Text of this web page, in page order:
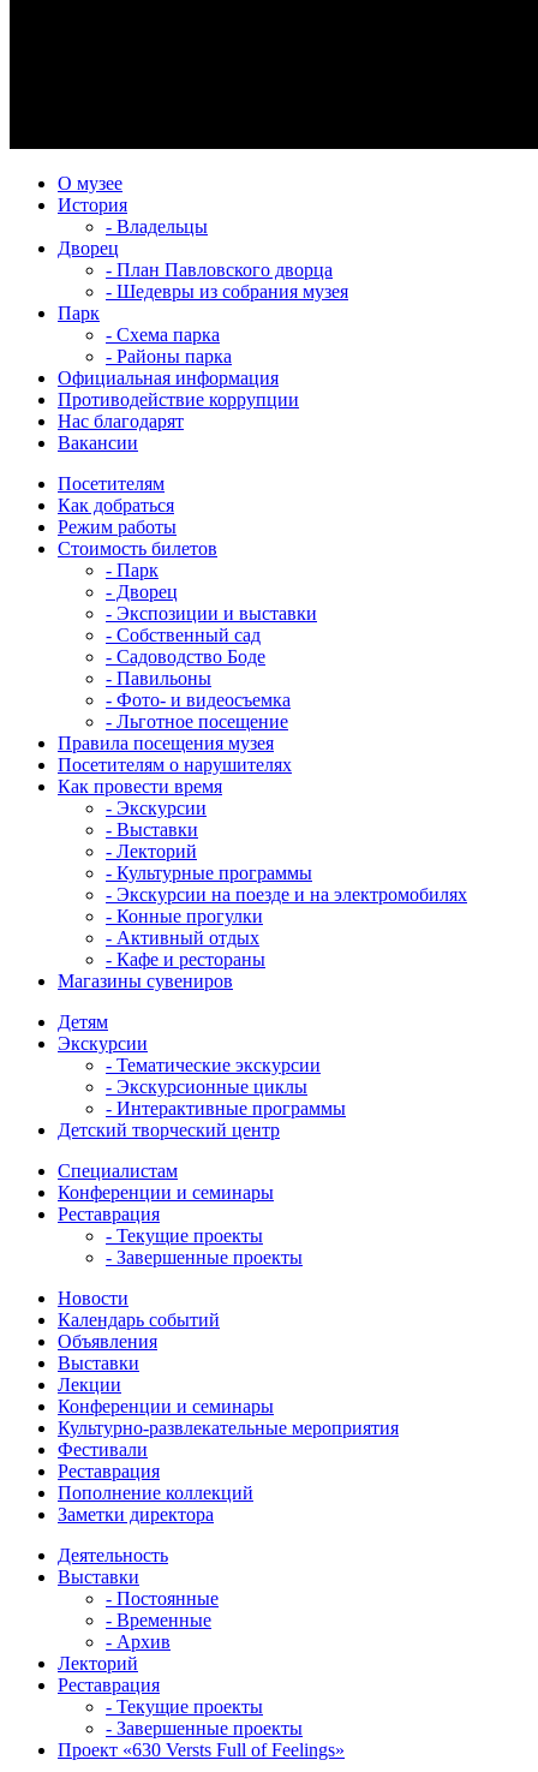
О музее
История
- Владельцы
Дворец
- План Павловского дворца
- Шедевры из собрания музея
Парк
- Схема парка
- Районы парка
Официальная информация
Противодействие коррупции
Нас благодарят
Вакансии
Посетителям
Как добраться
Режим работы
Стоимость билетов
- Парк
- Дворец
- Экспозиции и выставки
- Собственный сад
- Садоводство Боде
- Павильоны
- Фото- и видеосъемка
- Льготное посещение
Правила посещения музея
Посетителям о нарушителях
Как провести время
- Экскурсии
- Выставки
- Лекторий
- Культурные программы
- Экскурсии на поезде и на электромобилях
- Конные прогулки
- Активный отдых
- Кафе и рестораны
Магазины сувениров
Детям
Экскурсии
- Тематические экскурсии
- Экскурсионные циклы
- Интерактивные программы
Детский творческий центр
Специалистам
Конференции и семинары
Реставрация
- Текущие проекты
- Завершенные проекты
Новости
Календарь событий
Объявления
Выставки
Лекции
Конференции и семинары
Культурно-развлекательные мероприятия
Фестивали
Реставрация
Пополнение коллекций
Заметки директора
Деятельность
Выставки
- Постоянные
- Временные
- Архив
Лекторий
Реставрация
- Текущие проекты
- Завершенные проекты
Проект «630 Versts Full of Feelings»